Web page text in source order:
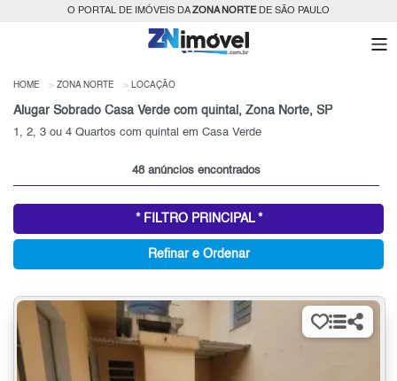
O PORTAL DE IMÓVEIS DAZONA NORTEDE SÃO PAULO
HOME ZONA NORTE LOCAÇÃO
Alugar Sobrado Casa Verde com quintal, Zona Norte, SP
1, 2, 3 ou 4 Quartos com quintal em Casa Verde
48 anúncios encontrados
* FILTRO PRINCIPAL *
Refinar e Ordenar